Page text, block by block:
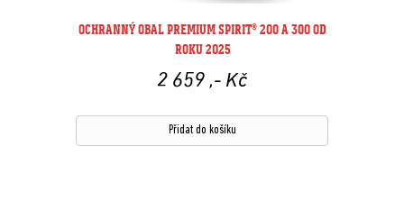
OCHRANNÝ OBAL PREMIUM SPIRIT® 200 A 300 OD
ROKU 2025
2 659 ,- Kč
Přidat do košíku